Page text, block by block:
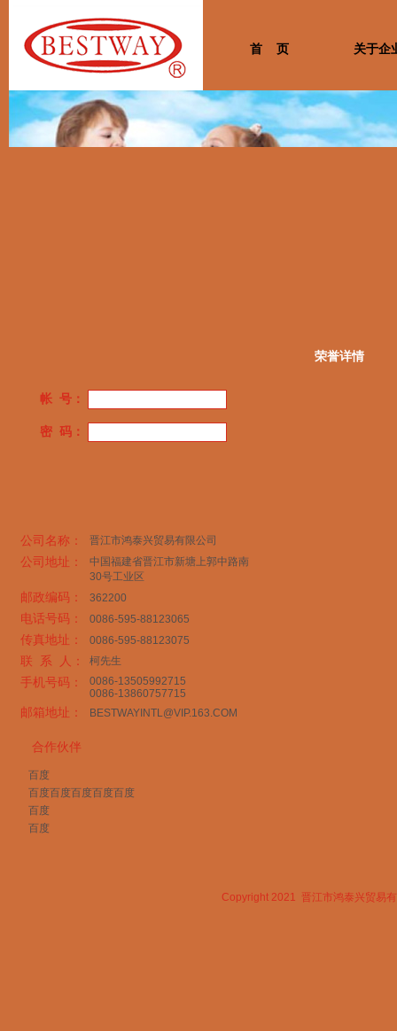
首 页 关于企
帐 号：
密 码：
公司名称： 晋江市鸿泰兴贸易有限公司
公司地址：
中国福建省晋江市新塘上郭中路南
30号工业区
邮政编码： 362200
电话号码： 0086-595-88123065
传真地址： 0086-595-88123075
联 系 人： 柯先生
手机号码：
0086-13505992715
0086-13860757715
邮箱地址： BESTWAYINTL@VIP.163.COM
合作伙伴
百度
百度百度百度百度百度
百度
百度
荣誉详情
Copyright 2021 晋江市鸿泰兴贸易